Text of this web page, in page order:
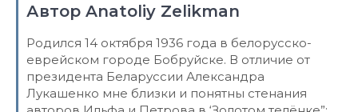
Автор Anatoliy Zelikman
Родился 14 октября 1936 года в белорусско-
еврейском городе Бобруйске. В отличие от
президента Беларуссии Александра
Лукашенко мне близки и понятны стенания